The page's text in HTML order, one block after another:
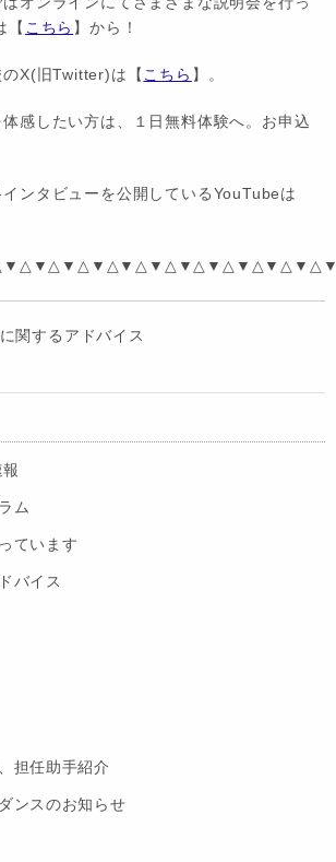
【 こちら 】から！
X(旧Twitter)は【 こちら 】。
感したい方は、１日無料体験へ。お申込
ンタビューを公開しているYouTubeは
関するアドバイス
ム
ています
バイス
担任助手紹介
ンスのお知らせ